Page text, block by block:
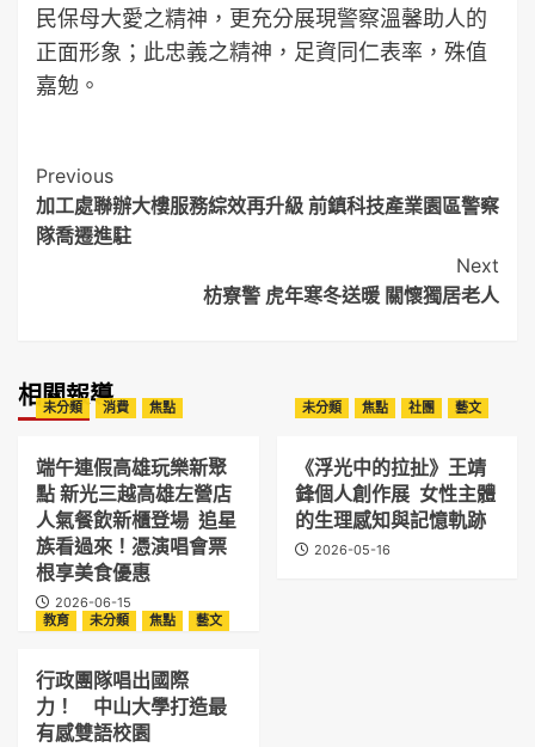
民保母大愛之精神，更充分展現警察溫馨助人的
正面形象；此忠義之精神，足資同仁表率，殊值
嘉勉。
Post
Navigation
Previous
加工處聯辦大樓服務綜效再升級 前鎮科技產業園區警察
隊喬遷進駐
Next
枋寮警 虎年寒冬送暖 關懷獨居老人
相關報導
未分類 消費 焦點
端午連假高雄玩樂新聚
點 新光三越高雄左營店
人氣餐飲新櫃登場 追星
族看過來！憑演唱會票
根享美食優惠
2026-06-15
未分類 焦點 社團 藝文
《浮光中的拉扯》王靖
鋒個人創作展 女性主體
的生理感知與記憶軌跡
2026-05-16
教育 未分類 焦點 藝文
行政團隊唱出國際
力！ 中山大學打造最
有感雙語校園